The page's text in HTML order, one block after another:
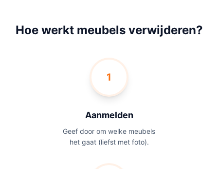
Hoe werkt meubels verwijderen?
1
Aanmelden
Geef door om welke meubels
het gaat (liefst met foto).